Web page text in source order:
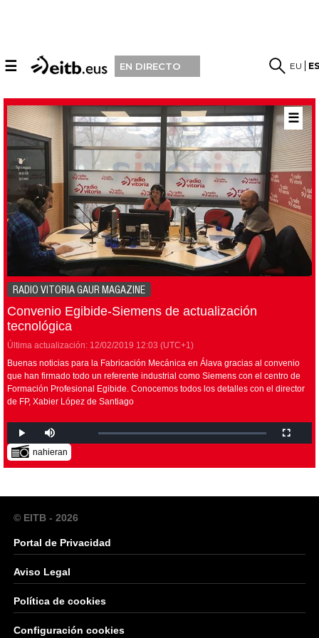
☰ EN DIRECTO EU
☰
RADIO VITORIA GAUR MAGAZINE
Convenio Egibide-Siemens de actualización
tecnológica
Última actualización: 12/02/2019 12:03 (UTC+1)
Buenas noticias para la Fabricación Mecánica en Álava gracias al convenio
que han firmado todo un referente industrial como Siemens con el centro de
Formación Profesional Egibide. Conocemos todos los detalles con el director
de FP, Xabier López de Santiago
nahieran
© EITB - 2026
Portal de Privacidad
Aviso Legal
Política de cookies
Configuración cookies